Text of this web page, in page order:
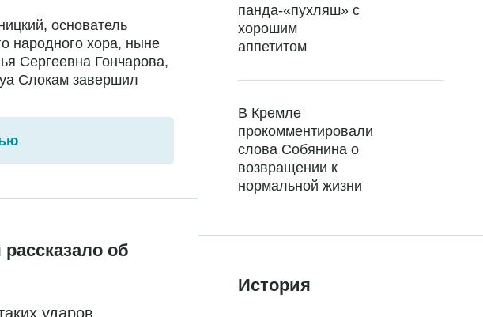
основатель
народного хора, ныне
Сергеевна Гончарова,
Слокам завершил
об
ударов
панда-«пухляш» с
хорошим
аппетитом
В Кремле
прокомментировали
слова Собянина о
возвращении к
нормальной жизни
История